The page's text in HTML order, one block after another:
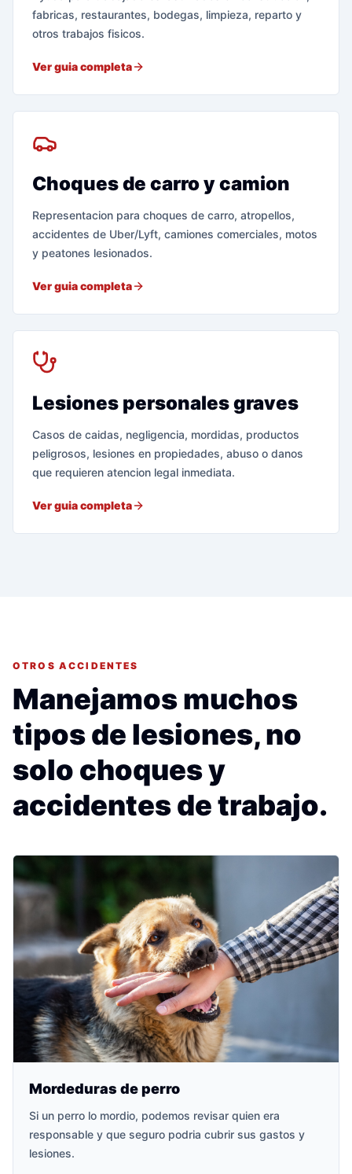
fabricas, restaurantes, bodegas, limpieza, reparto y
otros trabajos fisicos.
Ver guia completa
Choques de carro y camion
Representacion para choques de carro, atropellos,
accidentes de Uber/Lyft, camiones comerciales, motos
y peatones lesionados.
Ver guia completa
Lesiones personales graves
Casos de caidas, negligencia, mordidas, productos
peligrosos, lesiones en propiedades, abuso o danos
que requieren atencion legal inmediata.
Ver guia completa
OTROS ACCIDENTES
Manejamos muchos
tipos de lesiones, no
solo choques y
accidentes de trabajo.
Mordeduras de perro
Si un perro lo mordio, podemos revisar quien era
responsable y que seguro podria cubrir sus gastos y
lesiones.